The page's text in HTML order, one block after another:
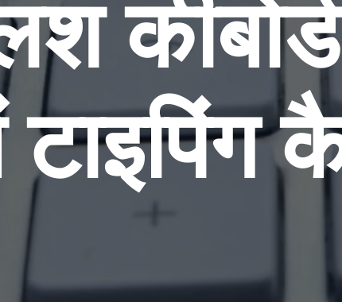
टाइपिंग